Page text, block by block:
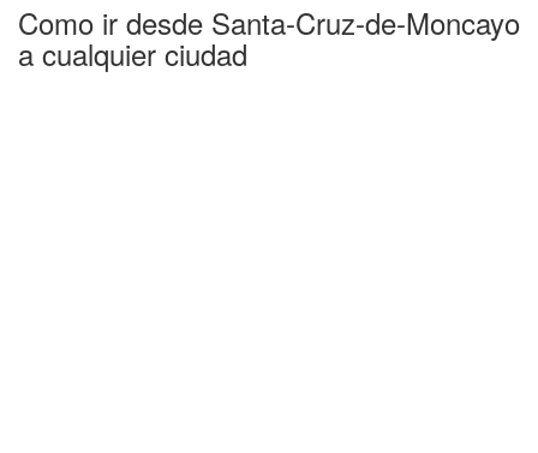
Como ir desde Santa-Cruz-de-Moncayo
a cualquier ciudad